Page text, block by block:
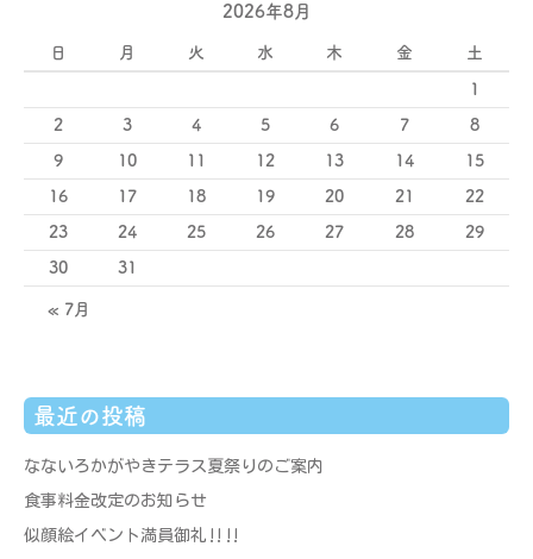
2026年8月
日 月 火 水 木 金 土
1
2 3 4 5 6 7 8
9 10 11 12 13 14 15
16 17 18 19 20 21 22
23 24 25 26 27 28 29
30 31
« 7月
最近の投稿
なないろかがやきテラス夏祭りのご案内
食事料金改定のお知らせ
似顔絵イベント満員御礼‼‼